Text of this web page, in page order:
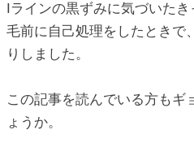
Iラインの黒ずみに気づいた
毛前に自己処理をしたときで
りしました。
この記事を読んでいる方もギ
ょうか。
antiaging/wp-
antiaging/wp-